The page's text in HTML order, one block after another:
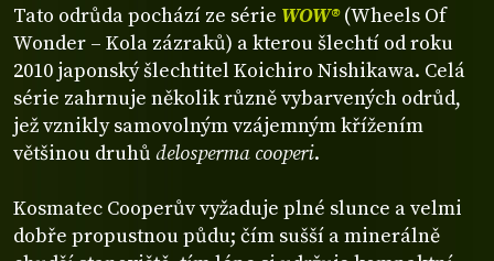
Tato odrůda pochází ze série WOW®(Wheels Of
Wonder – Kola zázraků) a kterou šlechtí od roku
2010 japonský šlechtitel Koichiro Nishikawa. Celá
série zahrnuje několik různě vybarvených odrůd,
jež vznikly samovolným vzájemným křížením
většinou druhů delosperma cooperi.
Kosmatec Cooperův vyžaduje plné slunce a velmi
dobře propustnou půdu; čím sušší a minerálně